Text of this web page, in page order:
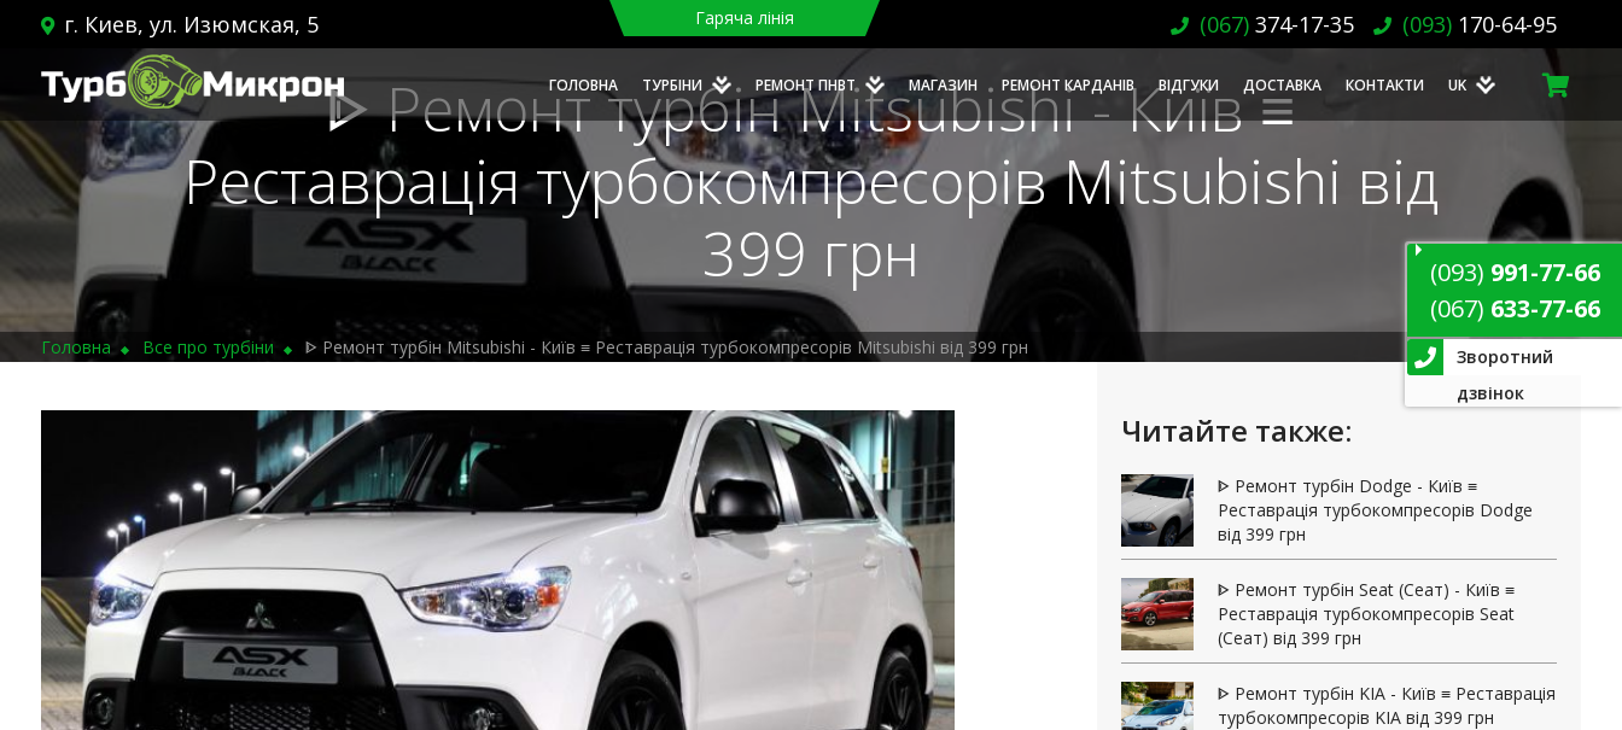
г. Киев, ул. Изюмская, 5 Гаряча лінія (067) 374-17-35 (093) 170-64-95
ГОЛОВНА ТУРБІНИ РЕМОНТ ПНВТ МАГАЗИН РЕМОНТ КАРДАНІВ ВІДГУКИ ДОСТАВКА КОНТАКТИ UK
(093) 991-77-66
(067) 633-77-66
Зворотний
дзвінок
ᐈ Ремонт турбін Mitsubishi - Київ ≡
Реставрація турбокомпресорів Mitsubishi від
399 грн
Головна Все про турбіни ᐈ Ремонт турбін Mitsubishi - Київ ≡ Реставрація турбокомпресорів Mitsubishi від 399 грн
Читайте также:
ᐈ Ремонт турбін Dodge - Київ ≡
Реставрація турбокомпресорів Dodge
від 399 грн
ᐈ Ремонт турбін Seat (Сеат) - Київ ≡
Реставрація турбокомпресорів Seat
(Сеат) від 399 грн
ᐈ Ремонт турбін KIA - Київ ≡ Реставрація
турбокомпресорів KIA від 399 грн